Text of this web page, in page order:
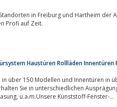
in Freiburg und Hartheim der
Profi auf Zeit.
Haustüren Rollläden Innentüren
Ausstattungsvarianten wie Sicherheit, Schallschutz, Farbe, Verglasung, u.a.m.Unsere Kunststoff-Fenster-...